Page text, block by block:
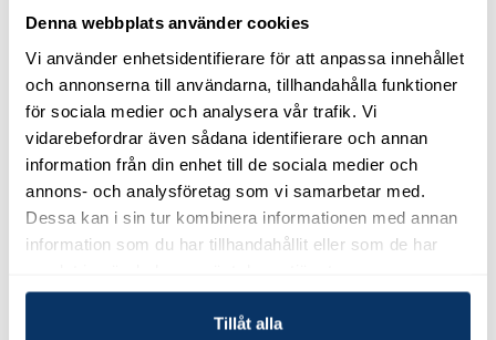
Denna webbplats använder cookies
Vi använder enhetsidentifierare för att anpassa innehållet
och annonserna till användarna, tillhandahålla funktioner
för sociala medier och analysera vår trafik. Vi
vidarebefordrar även sådana identifierare och annan
information från din enhet till de sociala medier och
annons- och analysföretag som vi samarbetar med.
Dessa kan i sin tur kombinera informationen med annan
information som du har tillhandahållit eller som de har
Tillåt alla
2024-07-01
Glad Sommar önskar vi på JAPE!
2024-02-26
Ny katalog 2024
2024-02-26
40 år av friska hus